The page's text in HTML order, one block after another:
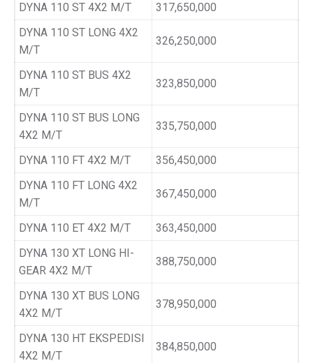
DYNA 110 ST 4X2 M/T
317,650,000
DYNA 110 ST LONG 4X2
M/T
326,250,000
DYNA 110 ST BUS 4X2
M/T
323,850,000
DYNA 110 ST BUS LONG
4X2 M/T
335,750,000
DYNA 110 FT 4X2 M/T
356,450,000
DYNA 110 FT LONG 4X2
M/T
367,450,000
DYNA 110 ET 4X2 M/T
363,450,000
DYNA 130 XT LONG HI-
GEAR 4X2 M/T
388,750,000
DYNA 130 XT BUS LONG
4X2 M/T
378,950,000
DYNA 130 HT EKSPEDISI
4X2 M/T
384,850,000